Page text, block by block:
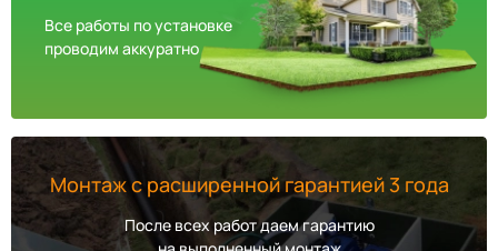
Все работы по установке
проводим аккуратно
Монтаж с расширенной гарантией 3 года
После всех работ даем гарантию